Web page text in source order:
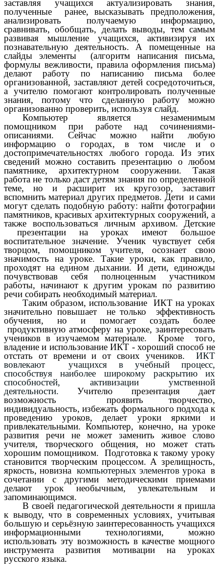
заставляя учащихся актуализировать знания,
полученные ранее, высказывать предположения,
анализировать получаемую информацию,
сравнивать, обобщать, делать выводы, тем самым
развивая мышление учащихся, активизируя их
познавательную деятельность. А помещенные на
слайды элементы (алгоритм написания письма,
формулы вежливости, правила оформления письма)
делают работу по написанию письма более
организованной, заставляют детей сосредоточиться,
а учителю помогают контролировать полученные
знания, потому что сделанную работу можно
организованно проверить, используя слайд.
Компьютер является незаменимым
помощником при работе над сочинениями-
описаниями. Сейчас можно найти любую
информацию о городах, в том числе и о
достопримечательностях любого города. Из этих
сведений можно составить презентацию о любом
памятнике, архитектурном сооружении. Такая
работа не только даст детям знания по определенной
теме, но и расширит их кругозор, заставит
вспомнить материал других предметов. Дети и сами
могут сделать подобную работу: найти фотографии
памятников, красивых архитектурных сооружений, а
также воспользоваться личным архивом. Детские
презентации на уроках имеют большое
воспитательное значение. Ученик чувствует себя
творцом, помощником учителя, осознает свою
значимость на уроке. Такие уроки, как правило,
проходят на едином дыхании. И дети, единожды
почувствовав себя полноценным участником
работы, начинают к другим урокам по развитию
речи собирать необходимый материал.
Таким образом, использование ИКТ на уроках
значительно повышает не только эффективность
обучения, но и помогает создать более
продуктивную атмосферу на уроке, заинтересовать
учеников в изучаемом материале. Кроме того,
владение и использование ИКТ - хороший способ не
отстать от времени и от своих учеников. ИКТ
вовлекают учащихся в учебный процесс,
способствуя наиболее широкому раскрытию их
способностей, активизации умственной
деятельности.Учителю презентация дает
возможность проявить творчество,
индивидуальность, избежать формального подхода к
проведению уроков, делает уроки яркими и
привлекательными. Компьютер, конечно, на уроке
развития речи не может заменить живое слово
учителя, творческого общения, но может стать
хорошим помощником. Подготовка к такому уроку
становится творческим процессом. А зрелищность,
яркость, новизнакомпьютерных элементов урока в
сочетании с другими методическими приемами
делают урок необычным, увлекательным и
запоминающимся.
В своей педагогической деятельности я пришла
к выводу, что в современных условиях, учитывая
большую и серьёзную заинтересованность учащихся
информационными технологиями, можно
использовать эту возможность в качестве мощного
инструмента развития мотивации на уроках
русского языка.